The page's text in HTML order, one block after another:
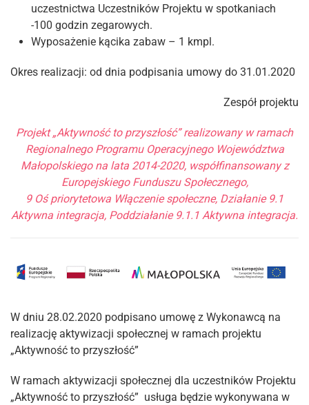
uczestnictwa Uczestników Projektu w spotkaniach
-100 godzin zegarowych.
Wyposażenie kącika zabaw – 1 kmpl.
Okres realizacji: od dnia podpisania umowy do 31.01.2020
Zespół projektu
Projekt „Aktywność to przyszłość” realizowany w ramach
Regionalnego Programu Operacyjnego Województwa
Małopolskiego na lata 2014-2020, współfinansowany z
Europejskiego Funduszu Społecznego,
9 Oś priorytetowa Włączenie społeczne, Działanie 9.1
Aktywna integracja, Poddziałanie 9.1.1 Aktywna integracja.
W dniu 28.02.2020 podpisano umowę z Wykonawcą na
realizację aktywizacji społecznej w ramach projektu
„Aktywność to przyszłość”
W ramach aktywizacji społecznej dla uczestników Projektu
„Aktywność to przyszłość” usługa będzie wykonywana w